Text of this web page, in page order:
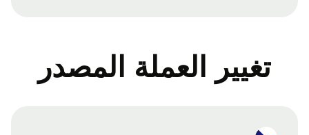
تغيير العملة المصدر